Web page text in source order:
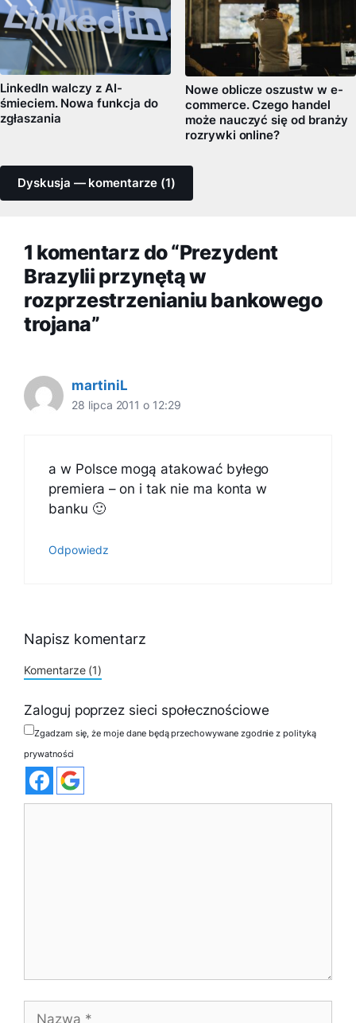
LinkedIn walczy z AI-
śmieciem. Nowa funkcja do
zgłaszania
Nowe oblicze oszustw w e-
commerce. Czego handel
może nauczyć się od branży
rozrywki online?
Dyskusja — komentarze (1)
1 komentarz do “Prezydent
Brazylii przynętą w
rozprzestrzenianiu bankowego
trojana”
martiniL
28 lipca 2011 o 12:29
a w Polsce mogą atakować byłego
premiera – on i tak nie ma konta w
banku 🙂
Odpowiedz
Napisz komentarz
Komentarze (1)
Zaloguj poprzez sieci społecznościowe
Zgadzam się, że moje dane będą przechowywane zgodnie z polityką
prywatności